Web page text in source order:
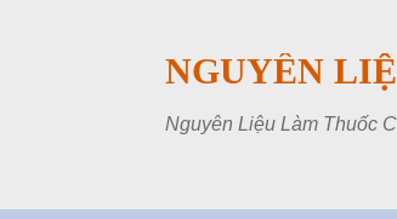
NGUYÊN
Nguyên Liệu Làm Thuốc